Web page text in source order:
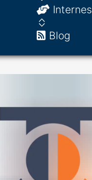
Internes
Blog